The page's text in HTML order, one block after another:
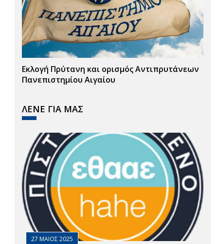
Εκλογή Πρύτανη και ορισμός Αντιπρυτάνεων
Πανεπιστημίου Αιγαίου
ΛΕΝΕ ΓΙΑ ΜΑΣ
27 ΜΑΙΟΣ 2025